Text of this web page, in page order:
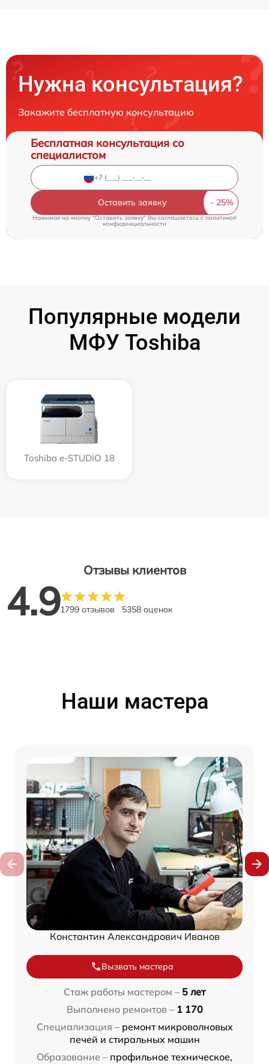
Нужна консультация?
Закажите бесплатную консультацию
Бесплатная консультация со
специалистом
Оставить заявку
Нажимая на кнопку "Оставить заявку" Вы соглашаетесь cполитикой
конфиденциальности
Популярные модели
МФУ Toshiba
Toshiba e-STUDIO 18
Отзывы клиентов
4.91799 отзывов 5358 оценок
Наши мастера
Константин Александрович Иванов
Вызвать мастера
Стаж работы мастером – 5 лет
Выполнено ремонтов – 1 170
Специализация – ремонт микроволновых
печей и стиральных машин
Образование – профильное техническое,